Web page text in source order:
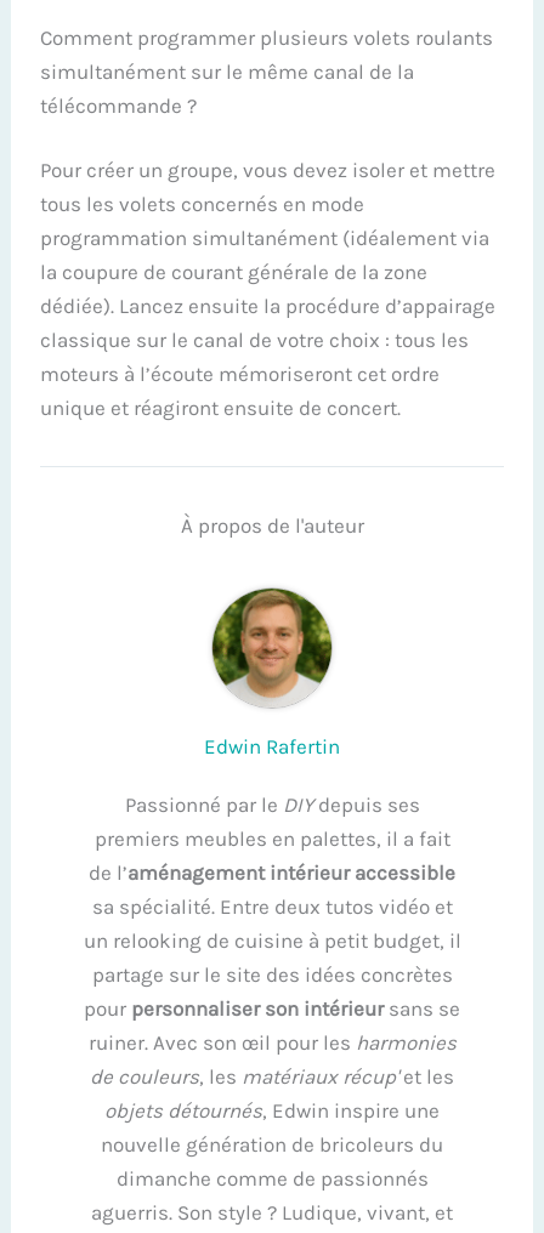
Comment programmer plusieurs volets roulants
simultanément sur le même canal de la
télécommande ?
Pour créer un groupe, vous devez isoler et mettre
tous les volets concernés en mode
programmation simultanément (idéalement via
la coupure de courant générale de la zone
dédiée). Lancez ensuite la procédure d’appairage
classique sur le canal de votre choix : tous les
moteurs à l’écoute mémoriseront cet ordre
unique et réagiront ensuite de concert.
À propos de l'auteur
Edwin Rafertin
Passionné par le DIYdepuis ses
premiers meubles en palettes, il a fait
de l’aménagement intérieur accessible
sa spécialité. Entre deux tutos vidéo et
un relooking de cuisine à petit budget, il
partage sur le site des idées concrètes
pour personnaliser son intérieursans se
ruiner. Avec son œil pour les harmonies
de couleurs, les matériaux récup'et les
objets détournés, Edwin inspire une
nouvelle génération de bricoleurs du
dimanche comme de passionnés
aguerris. Son style ? Ludique, vivant, et